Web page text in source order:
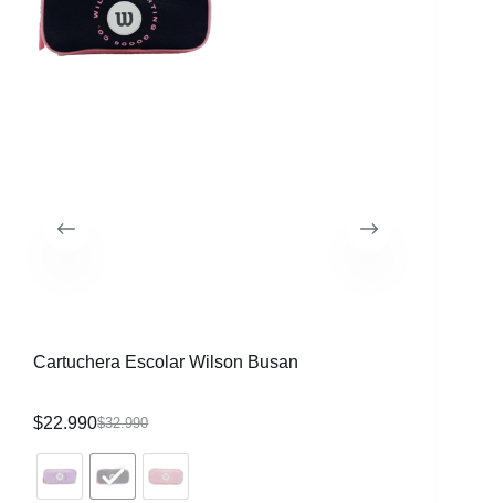
Cartuchera Escolar Wilson Busan
$32.990
$22.990